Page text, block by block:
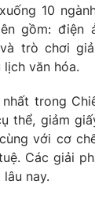
Podcast
10
gồm: điện
trò chơi
văn hóa.
trong
thể, giảm
với cơ
Các giải
nay.